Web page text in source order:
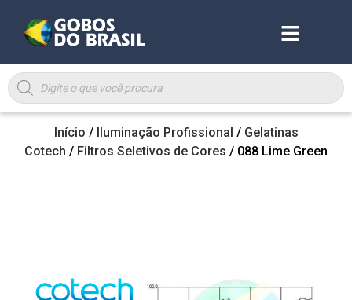
Início / Iluminação Profissional / Gelatinas
Cotech / Filtros Seletivos de Cores / 088 Lime Green